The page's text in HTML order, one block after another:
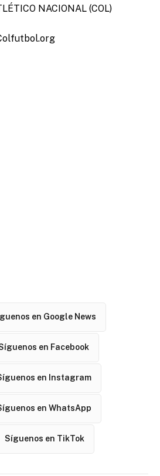
NACIONAL (COL)
en Google News
en Facebook
en Instagram
en WhatsApp
Síguenos en TikTok